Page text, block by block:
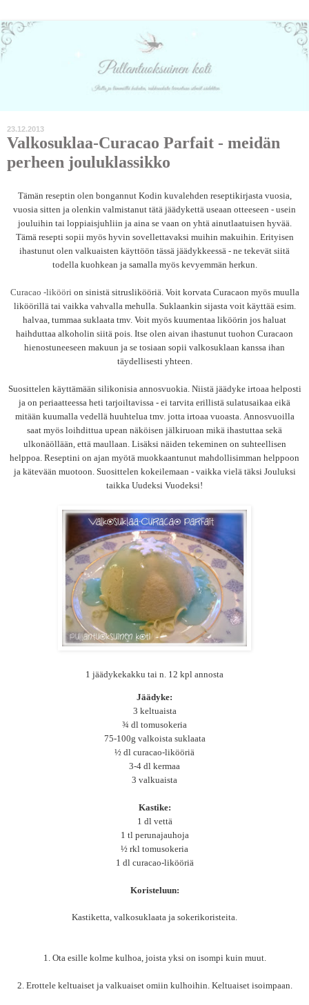
23.12.2013
Valkosuklaa-Curacao Parfait - meidän
perheen jouluklassikko
Tämän reseptin olen bongannut Kodin kuvalehden reseptikirjasta vuosia,
vuosia sitten ja olenkin valmistanut tätä jäädykettä useaan otteeseen - usein
jouluihin tai loppiaisjuhliin ja aina se vaan on yhtä ainutlaatuisen hyvää.
Tämä resepti sopii myös hyvin sovellettavaksi muihin makuihin. Erityisen
ihastunut olen valkuaisten käyttöön tässä jäädykkeessä - ne tekevät siitä
todella kuohkean ja samalla myös kevyemmän herkun.
Curacao -likööri on sinistä sitruslikööriä. Voit korvata Curacaon myös muulla
liköörillä tai vaikka vahvalla mehulla. Suklaankin sijasta voit käyttää esim.
halvaa, tummaa suklaata tmv. Voit myös kuumentaa liköörin jos haluat
haihduttaa alkoholin siitä pois. Itse olen aivan ihastunut tuohon Curacaon
hienostuneeseen makuun ja se tosiaan sopii valkosuklaan kanssa ihan
täydellisesti yhteen.
Suosittelen käyttämään silikonisia annosvuokia. Niistä jäädyke irtoaa helposti
ja on periaatteessa heti tarjoiltavissa - ei tarvita erillistä sulatusaikaa eikä
mitään kuumalla vedellä huuhtelua tmv. jotta irtoaa vuoasta. Annosvuoilla
saat myös loihdittua upean näköisen jälkiruoan mikä ihastuttaa sekä
ulkonäöllään, että maullaan. Lisäksi näiden tekeminen on suhteellisen
helppoa. Reseptini on ajan myötä muokkaantunut mahdollisimman helppoon
ja kätevään muotoon. Suosittelen kokeilemaan - vaikka vielä täksi Jouluksi
taikka Uudeksi Vuodeksi!
1 jäädykekakku tai n. 12 kpl annosta
Jäädyke:
3 keltuaista
¾ dl tomusokeria
75-100g valkoista suklaata
½ dl curacao-likööriä
3-4 dl kermaa
3 valkuaista
Kastike:
1 dl vettä
1 tl perunajauhoja
½ rkl tomusokeria
1 dl curacao-likööriä
Koristeluun:
Kastiketta, valkosuklaata ja sokerikoristeita.
1. Ota esille kolme kulhoa, joista yksi on isompi kuin muut.
2. Erottele keltuaiset ja valkuaiset omiin kulhoihin. Keltuaiset isoimpaan.